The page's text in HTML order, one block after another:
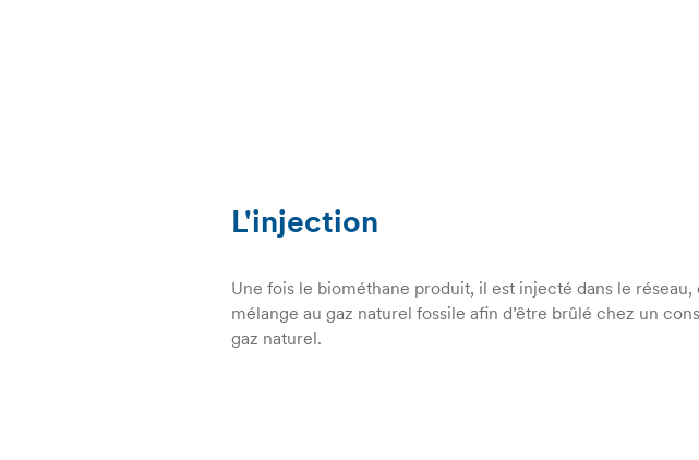
L'injection
Une fois le biométhane produit, il est injecté dans le réseau,
mélange au gaz naturel fossile afin d’être brûlé chez un
gaz naturel.